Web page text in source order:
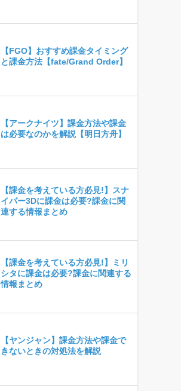
【FGO】おすすめ課金タイミング
と課金方法【fate/Grand Order】
【アークナイツ】課金方法や課金
は必要なのかを解説【明日方舟】
【課金を考えている方必見!】スナ
イパー3Dに課金は必要?課金に関
連する情報まとめ
【課金を考えている方必見!】ミリ
シタに課金は必要?課金に関連する
情報まとめ
【ヤンジャン】課金方法や課金で
きないときの対処法を解説